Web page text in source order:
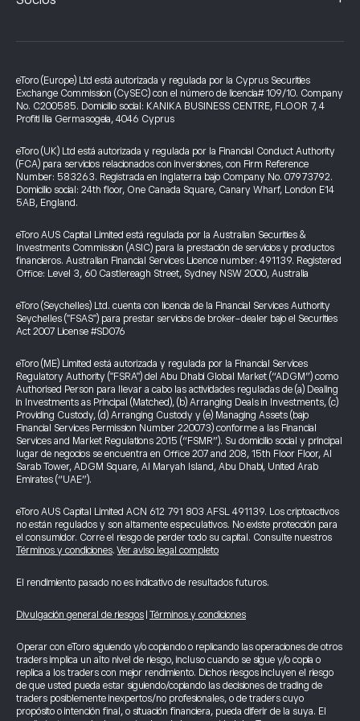
eToro (Europe) Ltd está autorizada y regulada por la Cyprus Securities
Exchange Commission (CySEC) con el número de licencia# 109/10. Company
No. C200585. Domicilio social: KANIKA BUSINESS CENTRE, FLOOR 7, 4
Profiti Ilia Germasogeia, 4046 Cyprus
eToro (UK) Ltd está autorizada y regulada por la Financial Conduct Authority
(FCA) para servicios relacionados con inversiones, con Firm Reference
Number: 583263. Registrada en Inglaterra bajo Company No. 07973792.
Domicilio social: 24th floor, One Canada Square, Canary Wharf, London E14
5AB, England.
eToro AUS Capital Limited está regulada por la Australian Securities &
Investments Commission (ASIC) para la prestación de servicios y productos
financieros. Australian Financial Services Licence number: 491139. Registered
Office: Level 3, 60 Castlereagh Street, Sydney NSW 2000, Australia
eToro (Seychelles) Ltd. cuenta con licencia de la Financial Services Authority
Seychelles ("FSAS") para prestar servicios de broker-dealer bajo el Securities
Act 2007 License #SD076
eToro (ME) Limited está autorizada y regulada por la Financial Services
Regulatory Authority ("FSRA") del Abu Dhabi Global Market (“ADGM”) como
Authorised Person para llevar a cabo las actividades reguladas de (a) Dealing
in Investments as Principal (Matched), (b) Arranging Deals in Investments, (c)
Providing Custody, (d) Arranging Custody y (e) Managing Assets (bajo
Financial Services Permission Number 220073) conforme a las Financial
Services and Market Regulations 2015 (“FSMR”). Su domicilio social y principal
lugar de negocios se encuentra en Office 207 and 208, 15th Floor Floor, Al
Sarab Tower, ADGM Square, Al Maryah Island, Abu Dhabi, United Arab
Emirates (“UAE”).
eToro AUS Capital Limited ACN 612 791 803 AFSL 491139. Los criptoactivos
no están regulados y son altamente especulativos. No existe protección para
el consumidor. Corre el riesgo de perder todo su capital. Consulte nuestros
Términos y condiciones.Ver aviso legal completo
El rendimiento pasado no es indicativo de resultados futuros.
Divulgación general de riesgos Términos y condiciones
Operar con eToro siguiendo y/o copiando o replicando las operaciones de otros
traders implica un alto nivel de riesgo, incluso cuando se sigue y/o copia o
replica a los traders con mejor rendimiento. Dichos riesgos incluyen el riesgo
de que usted pueda estar siguiendo/copiando las decisiones de trading de
traders posiblemente inexpertos/no profesionales, o de traders cuyo
propósito o intención final, o situación financiera, pueda diferir de la suya. El